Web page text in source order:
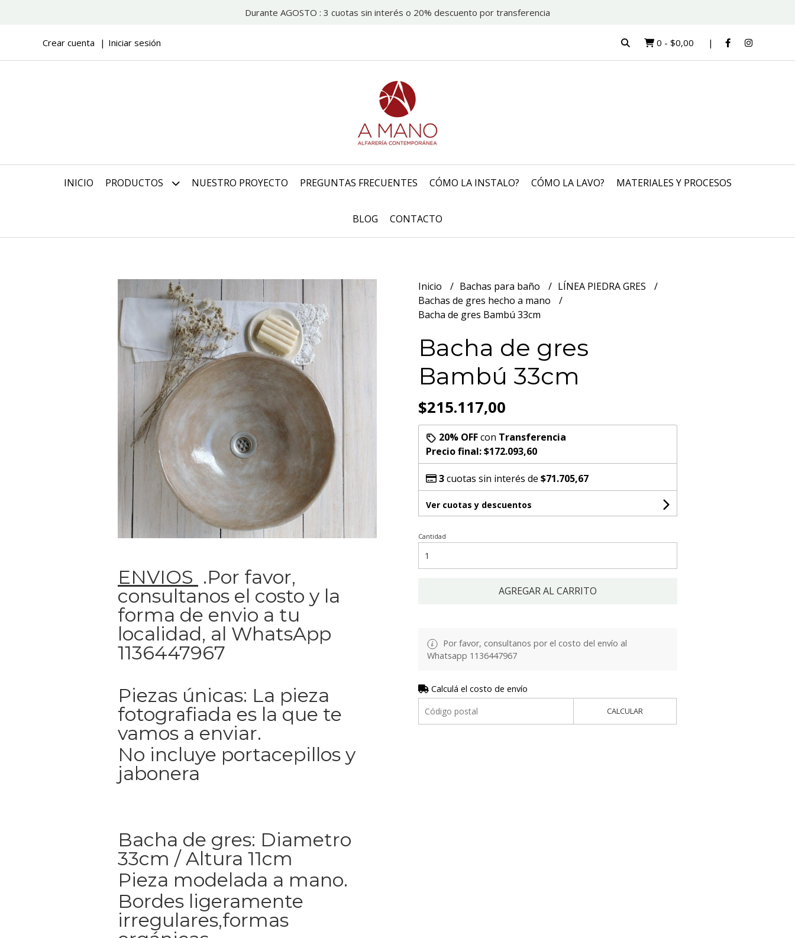
Durante AGOSTO : 3 cuotas sin interés o 20% descuento por transferencia
Crear cuenta Iniciar sesión 0 - $0,00
INICIO PRODUCTOS NUESTRO PROYECTO PREGUNTAS FRECUENTES CÓMO LA INSTALO? CÓMO LA LAVO? MATERIALES Y PROCESOS
BLOG CONTACTO
ENVIOS .Por favor,
consultanos el costo y la
forma de envio a tu
localidad, al WhatsApp
1136447967
Piezas únicas: La pieza
fotografiada es la que te
vamos a enviar.
No incluye portacepillos y
jabonera
Bacha de gres: Diametro
33cm / Altura 11cm
Pieza modelada a mano.
Bordes ligeramente
irregulares,formas
Inicio Bachas para baño
LÍNEA PIEDRA GRES
Bachas de gres hecho a mano
Bacha de gres Bambú 33cm
Bacha de gres
Bambú 33cm
$215.117,00
20% OFFcon Transferencia
Precio final:$172.093,60
3cuotas sin interés de $71.705,67
Ver cuotas y descuentos
Cantidad
AGREGAR AL CARRITO
Por favor, consultanos por el costo del envío al
Whatsapp 1136447967
Calculá el costo de envío
CALCULAR